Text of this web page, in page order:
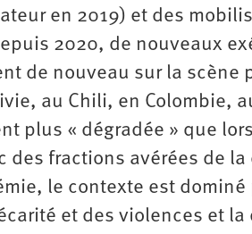
en 2019) et des
2020, de nouveaux
de nouveau sur la
au Chili, en Colombie,
plus « dégradée » que
fractions avérées de la
le contexte est dominé
et des violences et